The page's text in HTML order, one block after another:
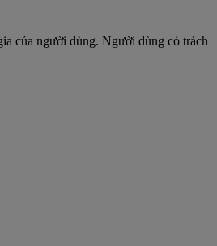
của người dùng. Người dùng có trách